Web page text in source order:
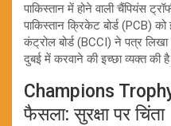
पाकिस्तान में होने वाली चैंपियंस
पाकिस्तान क्रिकेट बोर्ड (PCB)
कंट्रोल बोर्ड (BCCI) ने पत्र
दुबई में करवाने की इच्छा व्यक्त की
Champions
फैसला: सुरक्षा पर चिंता